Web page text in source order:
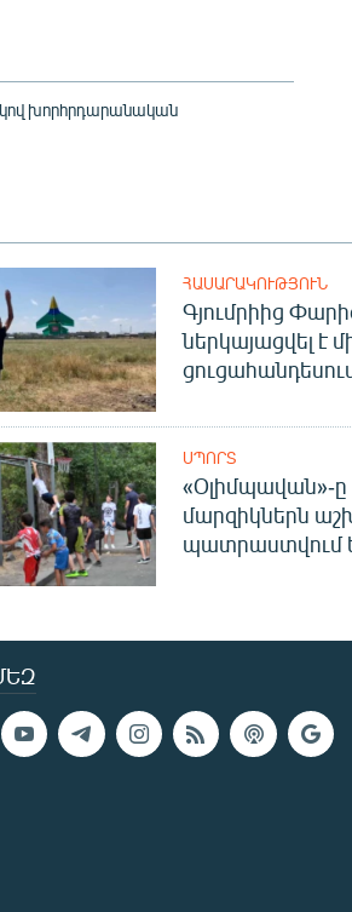
խորհրդարանական
ՀԱՍԱՐԱԿՈՒԹՅՈՒՆ
Գյումրիից
ներկայացվել է
ՍՊՈՐՏ
«Օլիմպավան»-
մարզիկներն
պատրաստվում